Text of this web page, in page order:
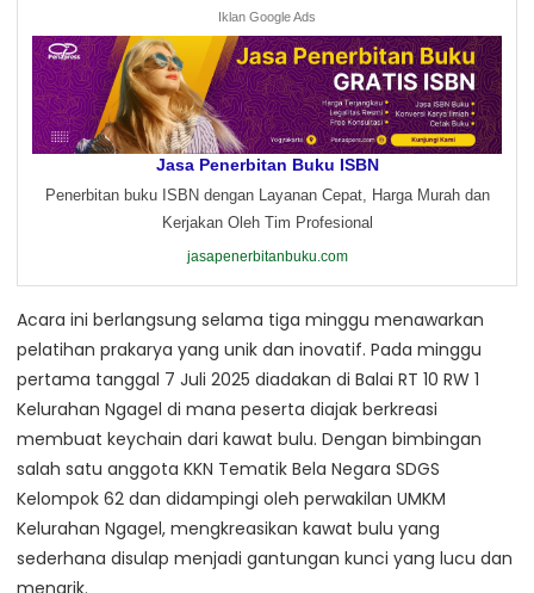
Iklan Google Ads
Jasa Penerbitan Buku ISBN
Penerbitan buku ISBN dengan Layanan Cepat, Harga Murah dan
Kerjakan Oleh Tim Profesional
jasapenerbitanbuku.com
Acara ini berlangsung selama tiga minggu menawarkan
pelatihan prakarya yang unik dan inovatif. Pada minggu
pertama tanggal 7 Juli 2025 diadakan di Balai RT 10 RW 1
Kelurahan Ngagel di mana peserta diajak berkreasi
membuat keychain dari kawat bulu. Dengan bimbingan
salah satu anggota KKN Tematik Bela Negara SDGS
Kelompok 62 dan didampingi oleh perwakilan UMKM
Kelurahan Ngagel, mengkreasikan kawat bulu yang
sederhana disulap menjadi gantungan kunci yang lucu dan
menarik.